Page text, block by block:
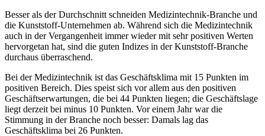
Besser als der Durchschnitt schneiden Medizintechnik-Branche und
die Kunststoff-Unternehmen ab. Während sich die Medizintechnik
auch in der Vergangenheit immer wieder mit sehr positiven Werten
hervorgetan hat, sind die guten Indizes in der Kunststoff-Branche
durchaus überraschend.
Bei der Medizintechnik ist das Geschäftsklima mit 15 Punkten im
positiven Bereich. Dies speist sich vor allem aus den positiven
Geschäftserwartungen, die bei 44 Punkten liegen; die Geschäftslage
liegt derzeit bei minus 10 Punkten. Vor einem Jahr war die
Stimmung in der Branche noch besser: Damals lag das
Geschäftsklima bei 26 Punkten.